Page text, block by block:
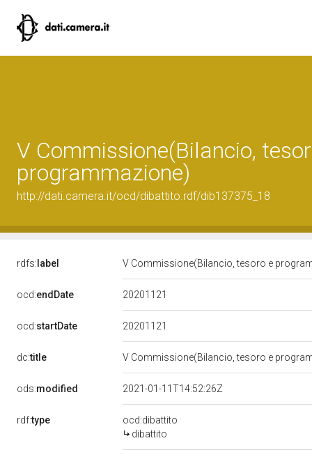
V Commissione(Bilancio,
programmazione)
http://dati.camera.it/ocd/dibattito.rdf/dib137375_18
rdfs: label V Commissione(Bilancio, tesoro e
ocd:endDate 20201121
ocd:startDate 20201121
dc:title V Commissione(Bilancio, tesoro e
ods:modified 2021-01-11T14:52:26Z
rdf:type
ocd:dibattito
dibattito